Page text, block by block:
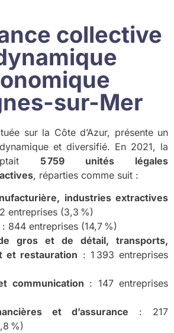
collective
sur-Mer
sur la Côte d’Azur, présente un
et diversifié. En 2021, la
5 759 unités légales
, réparties comme suit :
industries extractives
entreprises (3,3 %)
: 844 entreprises (14,7 %)
gros et de détail, transports,
et restauration : 1 393 entreprises
communication : 147 entreprises
et d’assurance : 217
%)